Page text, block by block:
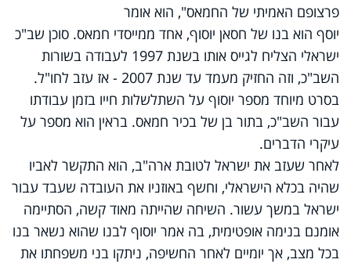
פרצופם האמיתי של החמאס", הוא אומר
יוסף הוא בנו של חסאן יוסוף, אחד ממייסדי חמאס. סוכן שב"כ
ישראלי הצליח לגייס אותו בשנת 1997 לעבודה בשורות
השב"כ, וזה החזיק מעמד עד שנת 2007 - אז עזב לחו"ל.
בסרט מיוחד מספר יוסוף על השתלשלות חייו בזמן עבודתו
עבור השב"כ, בתור בן של בכיר חמאס. בראין הוא מספר על
עיקרי הדברים.
לאחר שעזב את ישראל לטובת ארה"ב, הוא התקשר לאביו
שהיה בכלא הישראלי, וחשף באוזניו את העובדה שעבד עבור
ישראל במשך עשור. השיחה שהייתה מאוד קשה, הסתיימה
אומנם בנימה אופטימית, בה אמר יוסוף לבנו שהוא נשאר בנו
בכל מצב, אך יומיים לאחר החשיפה, ניתקו בני משפחתו את